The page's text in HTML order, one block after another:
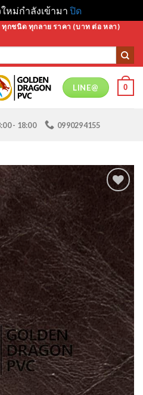
ม่กำลังเข้ามา ปิด
ทุกชนิด ทุกลาย ราคา (บาท ต่อ หลา)
LINE@ 0
- 18:00 0990294155
Add to
Wishlist